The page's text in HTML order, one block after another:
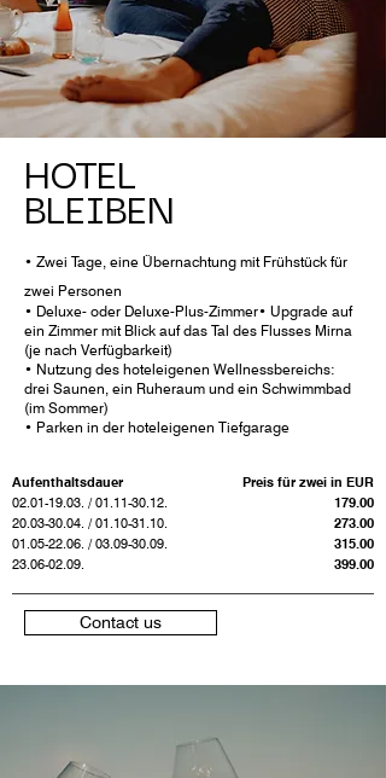
HOTEL
BLEIBEN
• Zwei Tage, eine Übernachtung mit Frühstück für
zwei Personen
• Deluxe- oder Deluxe-Plus-Zimmer• Upgrade auf
ein Zimmer mit Blick auf das Tal des Flusses Mirna
(je nach Verfügbarkeit)
• Nutzung des hoteleigenen Wellnessbereichs:
drei Saunen, ein Ruheraum und ein Schwimmbad
(im Sommer)
• Parken in der hoteleigenen Tiefgarage
Preis für zwei in EUR
179.00
273.00
315.00
399.00
Aufenthaltsdauer
02.01-19.03. /01.11-30.12.
20.03-30.04. /01.10-31.10.
01.05-22.06. /03.09-30.09.
23.06-02.09.
Contact us